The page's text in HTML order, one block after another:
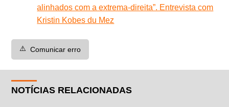
alinhados com a extrema-direita”. Entrevista com
Kristin Kobes du Mez
⚠️ Comunicar erro
NOTÍCIAS RELACIONADAS